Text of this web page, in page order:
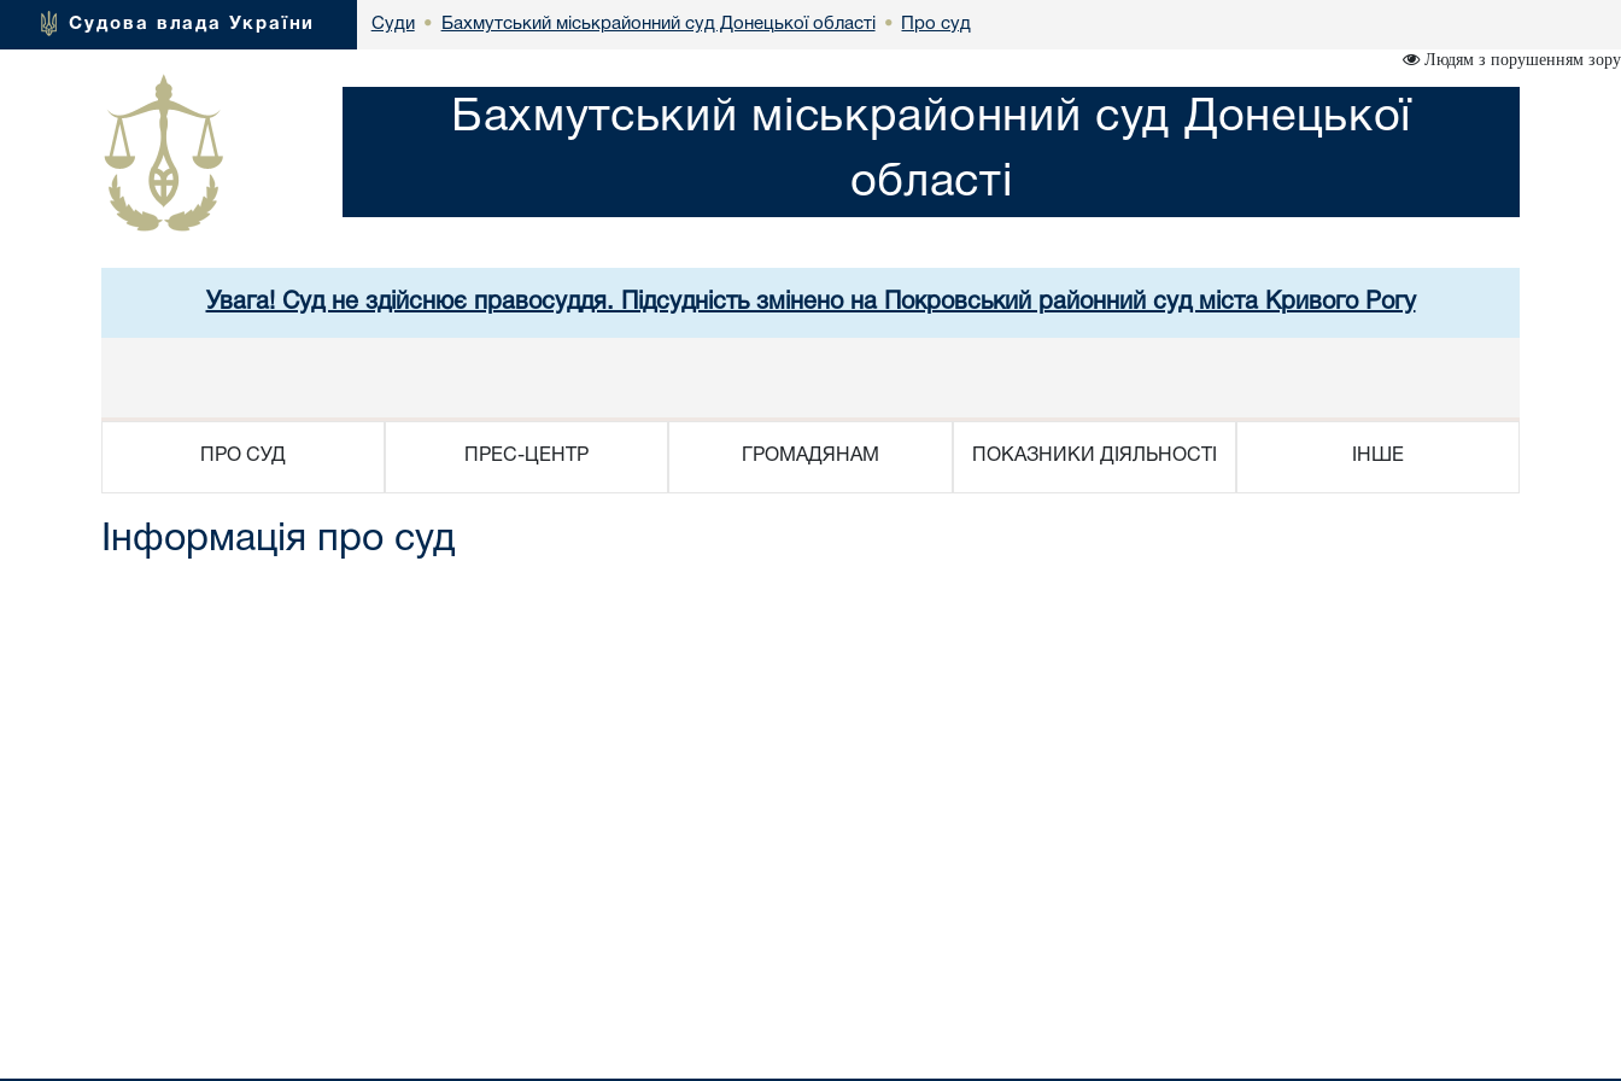
Судова влада України Суди • Бахмутський міськрайонний суд Донецької області • Про суд
Людям з порушенням зору
Бахмутський міськрайонний суд Донецької
області
Увага! Суд не здійснює правосуддя. Підсудність змінено на Покровський районний суд міста Кривого Рогу
ПРО СУД ПРЕС-ЦЕНТР ГРОМАДЯНАМ ПОКАЗНИКИ ДІЯЛЬНОСТІ ІНШЕ
Інформація про суд